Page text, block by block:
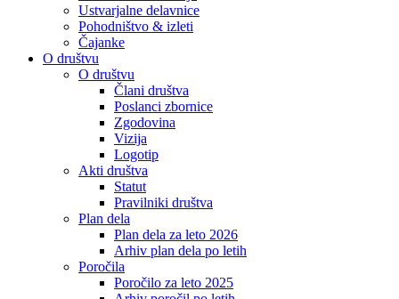
Ustvarjalne delavnice
Pohodništvo & izleti
Čajanke
O društvu
O društvu
Člani društva
Poslanci zbornice
Zgodovina
Vizija
Logotip
Akti društva
Statut
Pravilniki društva
Plan dela
Plan dela za leto 2026
Arhiv plan dela po letih
Poročila
Poročilo za leto 2025